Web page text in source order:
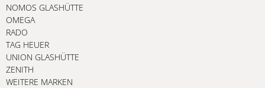
NOMOS GLASHÜTTE
OMEGA
RADO
TAG HEUER
UNION GLASHÜTTE
ZENITH
WEITERE MARKEN